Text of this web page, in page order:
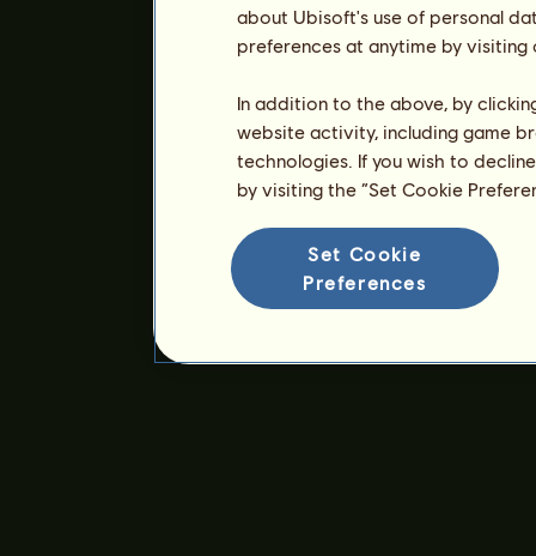
about Ubisoft's use of personal
preferences at anytime by
In addition to the above, by
website activity, including game
technologies. If you wish to
by visiting the “Set Cookie
Set Cookie
Preferences